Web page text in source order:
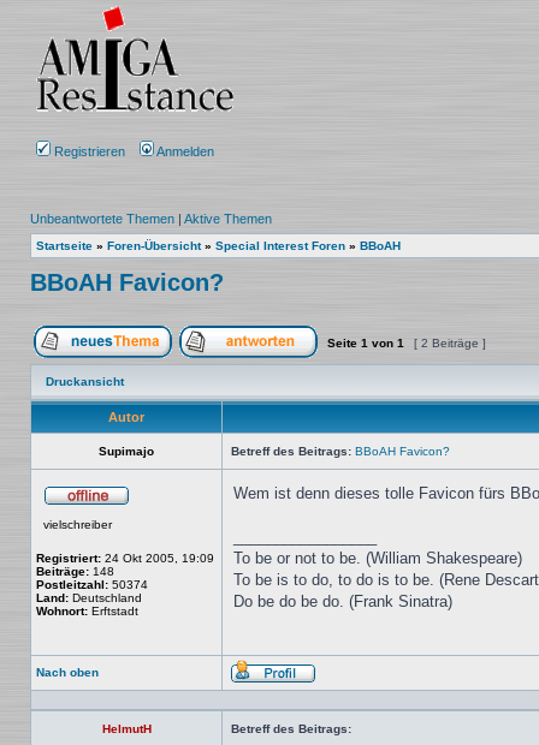
Registrieren Anmelden
Unbeantwortete Themen | Aktive Themen
Startseite » Foren-Übersicht» Special Interest Foren » BBoAH
BBoAH Favicon?
Ein neues Thema erstellenAuf das Thema antworten
Seite 1 von 1 [ 2 Beiträge ]
Druckansicht
Autor
Supimajo Betreff des Beitrags: BBoAH Favicon?
vielschreiber
Registriert: 24 Okt 2005, 19:09
Beiträge: 148
Postleitzahl: 50374
Land: Deutschland
Wohnort: Erftstadt
Wem ist denn dieses tolle Favicon fürs
To be or not to be. (William Shakespeare)
To be is to do, to do is to be. (Rene
Do be do be do. (Frank Sinatra)
Nach oben
Profil
HelmutH Betreff des Beitrags: